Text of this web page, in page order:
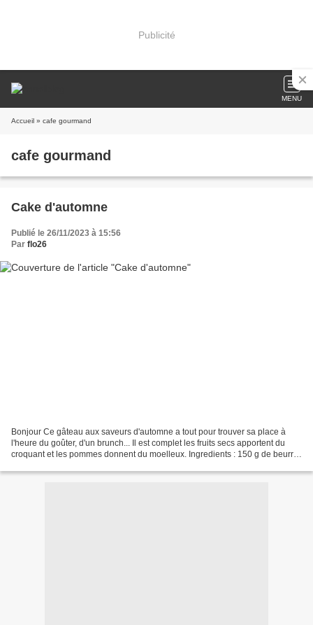
Publicité
MENU
Accueil » cafe gourmand
cafe gourmand
Cake d'automne
Publié le 26/11/2023 à 15:56
Par flo26
Bonjour Ce gâteau aux saveurs d'automne a tout pour trouver sa place à
l'heure du goûter, d'un brunch... Il est complet les fruits secs apportent du
croquant et les pommes donnent du moelleux. Ingredients : 150 g de beurre